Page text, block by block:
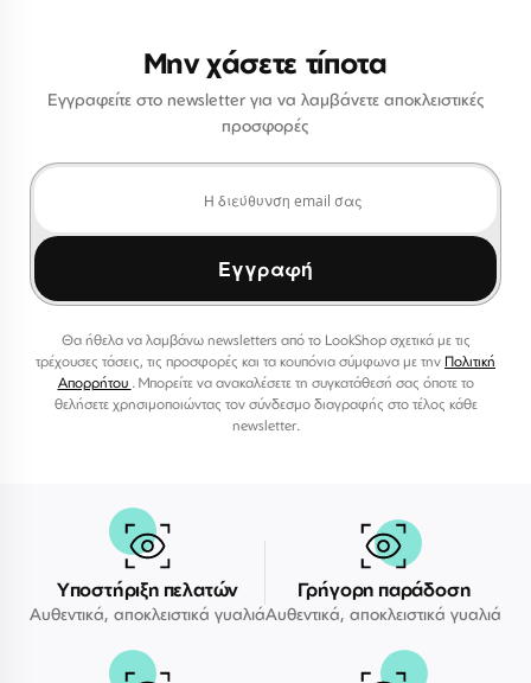
Μην χάσετε τίποτα
Εγγραφείτε στο newsletter για να λαμβάνετε αποκλειστικές
προσφορές
Εγγραφή
Θα ήθελα να λαμβάνω newsletters από το LookShop σχετικά με τις
τρέχουσες τάσεις, τις προσφορές και τα κουπόνια σύμφωνα με την Πολιτική
Απορρήτου . Μπορείτε να ανακαλέσετε τη συγκατάθεσή σας όποτε το
θελήσετε χρησιμοποιώντας τον σύνδεσμο διαγραφής στο τέλος κάθε
newsletter.
Υποστήριξη πελατών
Αυθεντικά, αποκλειστικά γυαλιά
Γρήγορη παράδοση
Αυθεντικά, αποκλειστικά γυαλιά